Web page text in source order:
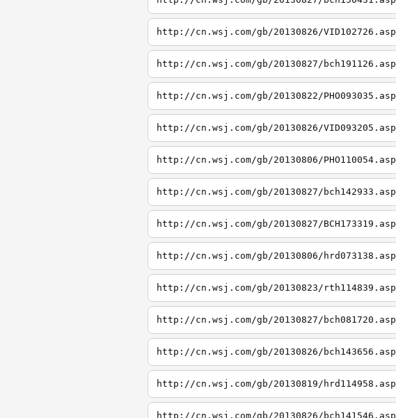
http://cn.wsj.com/gb/20130826/VID102726.asp
http://cn.wsj.com/gb/20130827/bch191126.asp
http://cn.wsj.com/gb/20130822/PHO093035.asp
http://cn.wsj.com/gb/20130826/VID093205.asp
http://cn.wsj.com/gb/20130806/PHO110054.asp
http://cn.wsj.com/gb/20130827/bch142933.asp
http://cn.wsj.com/gb/20130827/BCH173319.asp
http://cn.wsj.com/gb/20130806/hrd073138.asp
http://cn.wsj.com/gb/20130823/rth114839.asp
http://cn.wsj.com/gb/20130827/bch081720.asp
http://cn.wsj.com/gb/20130826/bch143656.asp
http://cn.wsj.com/gb/20130819/hrd114958.asp
http://cn.wsj.com/gb/20130826/bch141546.asp